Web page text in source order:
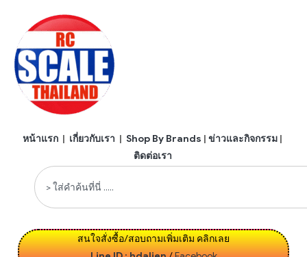
หน้าแรก | เกี่ยวกับเรา | Shop By Brands | ข่าวและกิจกรรม |
ติดต่อเรา
สนใจสั่งซื้อ/สอบถามเพิ่มเติม คลิกเลย